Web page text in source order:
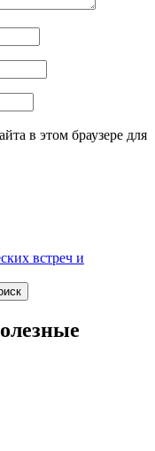
в этом браузере для
встреч и